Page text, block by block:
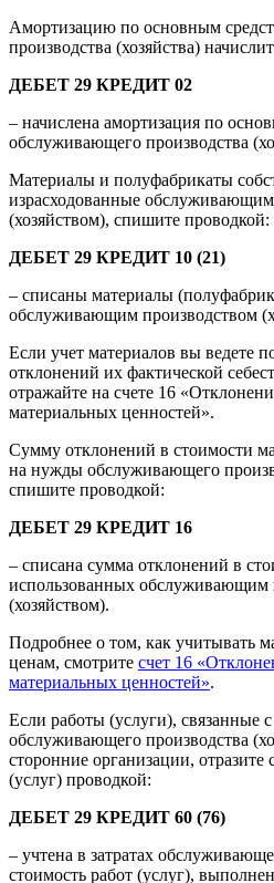
Амортизацию по основным
производства (хозяйства)
ДЕБЕТ 29 КРЕДИТ 02
– начислена амортизация по
обслуживающего производства
Материалы и полуфабрикаты
израсходованные
(хозяйством), спишите проводкой:
ДЕБЕТ 29 КРЕДИТ 10 (21)
– списаны материалы
обслуживающим производством
Если учет материалов вы ведете
отклонений их фактической
отражайте на счете 16
материальных ценностей».
Сумму отклонений в стоимости
на нужды обслуживающего
спишите проводкой:
ДЕБЕТ 29 КРЕДИТ 16
– списана сумма отклонений в
использованных обслуживающим
(хозяйством).
Подробнее о том, как учитывать
ценам, смотрите счет 16
материальных ценностей».
Если работы (услуги), связанные
обслуживающего производства
сторонние организации, отразите
(услуг) проводкой:
ДЕБЕТ 29 КРЕДИТ 60 (76)
– учтена в затратах
стоимость работ (услуг),